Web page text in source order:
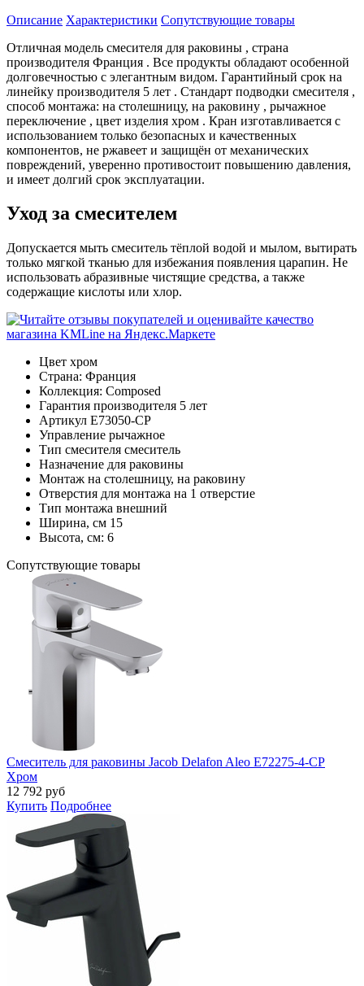
Описание Характеристики Cопутствующие товары
Отличная модель смесителя для раковины , страна
производителя Франция . Все продукты обладают особенной
долговечностью с элегантным видом. Гарантийный срок на
линейку производителя 5 лет . Стандарт подводки смесителя ,
способ монтажа: на столешницу, на раковину , рычажное
переключение , цвет изделия хром . Кран изготавливается с
использованием только безопасных и качественных
компонентов, не ржавеет и защищён от механических
повреждений, уверенно противостоит повышению давления,
и имеет долгий срок эксплуатации.
Уход за смесителем
Допускается мыть смеситель тёплой водой и мылом, вытирать
только мягкой тканью для избежания появления царапин. Не
использовать абразивные чистящие средства, а также
содержащие кислоты или хлор.
Цвет хром
Страна: Франция
Коллекция: Composed
Гарантия производителя 5 лет
Артикул E73050-CP
Управление рычажное
Тип смесителя смеситель
Назначение для раковины
Монтаж на столешницу, на раковину
Отверстия для монтажа на 1 отверстие
Тип монтажа внешний
Ширина, см 15
Высота, см: 6
Cопутствующие товары
Смеситель для раковины Jacob Delafon Aleo E72275-4-CP
Хром
12 792 руб
Купить Подробнее